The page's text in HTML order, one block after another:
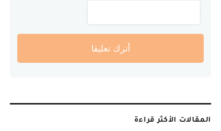
أترك تعليقا
المقالات الأكثر قراءة